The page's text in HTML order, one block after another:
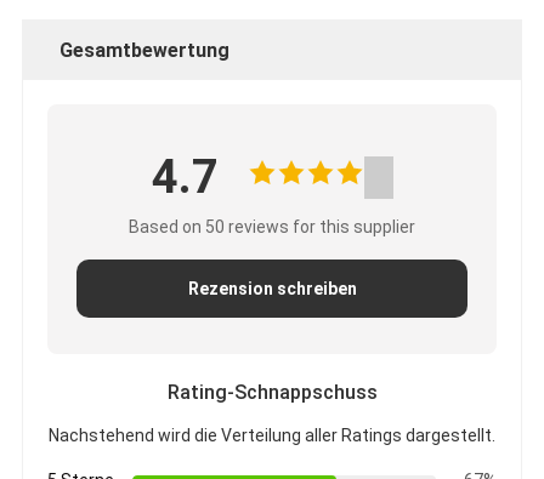
Gesamtbewertung
4.7
Based on 50 reviews for this supplier
Rezension schreiben
Rating-Schnappschuss
Nachstehend wird die Verteilung aller Ratings dargestellt.